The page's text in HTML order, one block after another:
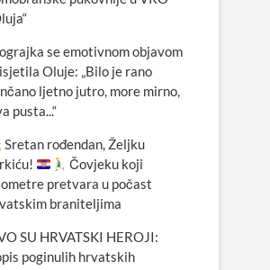
se emotivnom objavom
Oluje: „Bilo je rano
ljetno jutro, more mirno,
pusta...“
Sretan rođendan, Željku
Čovjeku koji
pretvara u počast
braniteljima
SU HRVATSKI HEROJI:
poginulih hrvatskih